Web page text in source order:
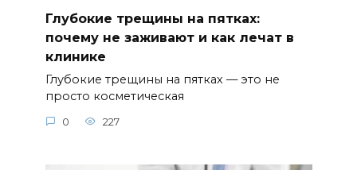
Глубокие трещины на пятках:
почему не заживают и как лечат в
клинике
Глубокие трещины на пятках — это не
просто косметическая
0 227